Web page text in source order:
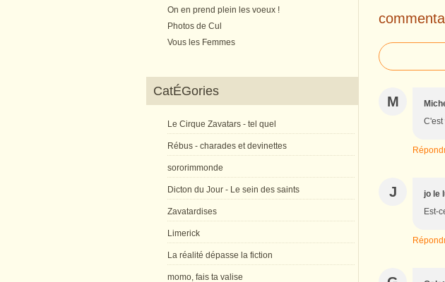
On en prend plein les voeux !
Photos de Cul
Vous les Femmes
CatÉGories
Le Cirque Zavatars - tel quel
Rébus - charades et devinettes
sororimmonde
Dicton du Jour - Le sein des saints
Zavatardises
Limerick
La réalité dépasse la fiction
momo, fais ta valise
M
C'est
J jo le
Est-